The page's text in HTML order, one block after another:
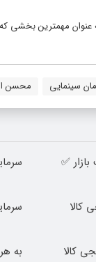
مهمترین بخشی
سینمایی محسن
✅
کالا
کالا
به